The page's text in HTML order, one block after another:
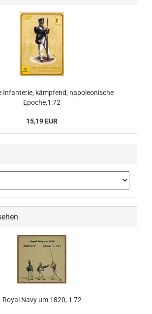
Infanterie, kämpfend, napoleonische
Epoche,1:72
15,19 EUR
Royal Navy um 1820, 1:72